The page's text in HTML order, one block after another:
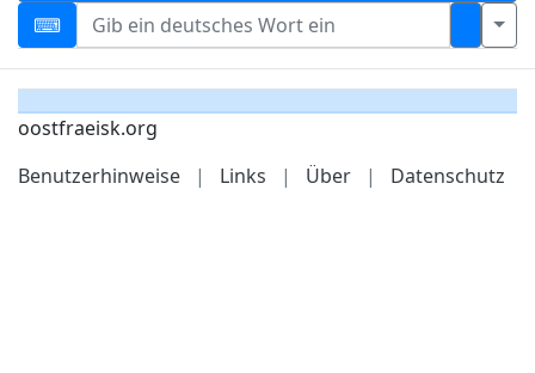
oostfraeisk.org
Benutzerhinweise
| Links | Über | Datenschutz